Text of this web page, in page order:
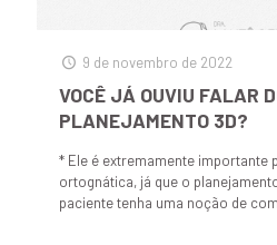
9 de novembro de 2022
VOCÊ JÁ OUVIU FALAR
PLANEJAMENTO 3D?
* Ele é extremamente importante
ortognática, já que o
paciente tenha uma noção de